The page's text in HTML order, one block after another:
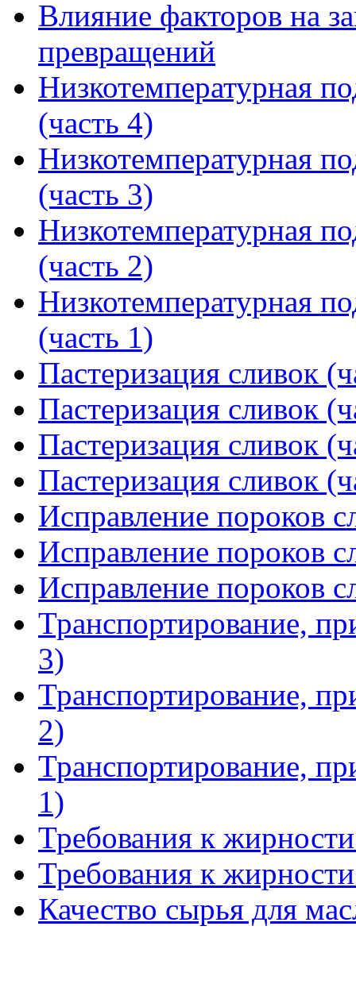
Влияние факторов на
превращений
Низкотемпературная
(часть 4)
Низкотемпературная
(часть 3)
Низкотемпературная
(часть 2)
Низкотемпературная
(часть 1)
Пастеризация сливок
Пастеризация сливок
Пастеризация сливок
Пастеризация сливок
Исправление пороков
Исправление пороков
Исправление пороков
Транспортирование,
3)
Транспортирование,
2)
Транспортирование,
1)
Требования к
Требования к
Качество сырья для